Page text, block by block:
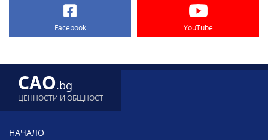
Facebook YouTube
CAO.bg
ЦЕННОСТИ И ОБЩНОСТ
НАЧАЛО